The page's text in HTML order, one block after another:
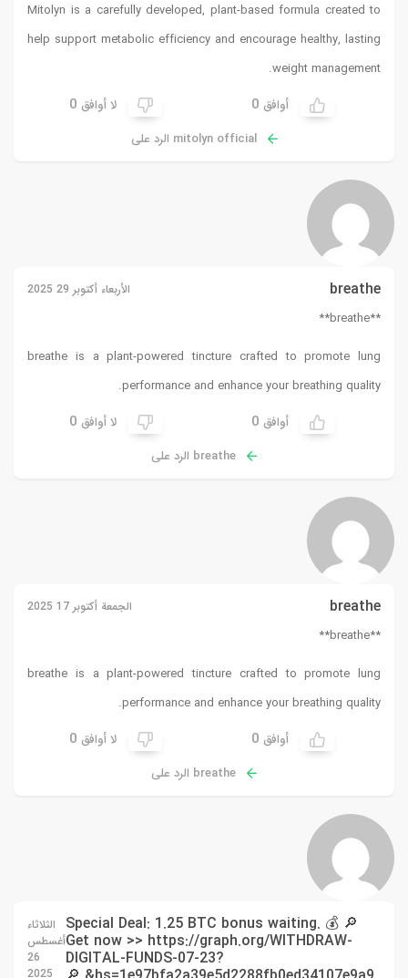
Mitolyn is a carefully developed, plant-based formula created to
help support metabolic efficiency and encourage healthy, lasting
weight management.
أوافق 0 لا أوافق 0
mitolyn official الرد على
breathe الأربعاء أكتوبر 29 2025
**breathe**
breathe is a plant-powered tincture crafted to promote lung
performance and enhance your breathing quality.
أوافق 0 لا أوافق 0
breathe الرد على
breathe الجمعة أكتوبر 17 2025
**breathe**
breathe is a plant-powered tincture crafted to promote lung
performance and enhance your breathing quality.
أوافق 0 لا أوافق 0
breathe الرد على
🔎 💰 Special Deal: 1.25 BTC bonus waiting.
Get now >> https://graph.org/WITHDRAW-
DIGITAL-FUNDS-07-23?
الثلاثاء
أغسطس
26
2025